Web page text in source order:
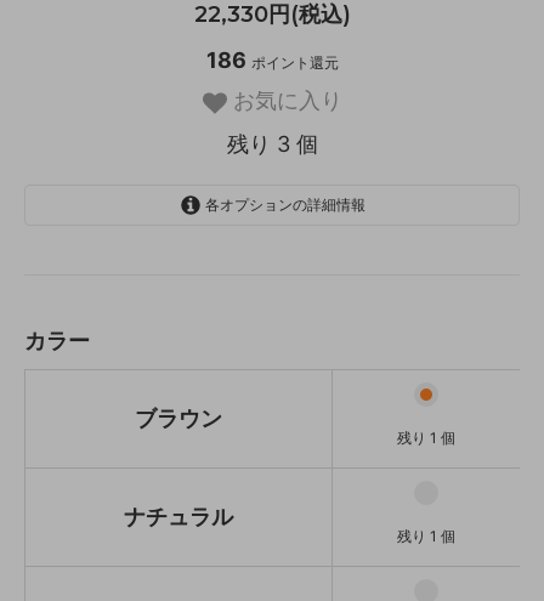
22,330円(税込)
186 ポイント還元
お気に入り
残り 3 個
各オプションの詳細情報
ホワイト
カラー
ブラウン
残り 1 個
ナチュラル
残り 1 個